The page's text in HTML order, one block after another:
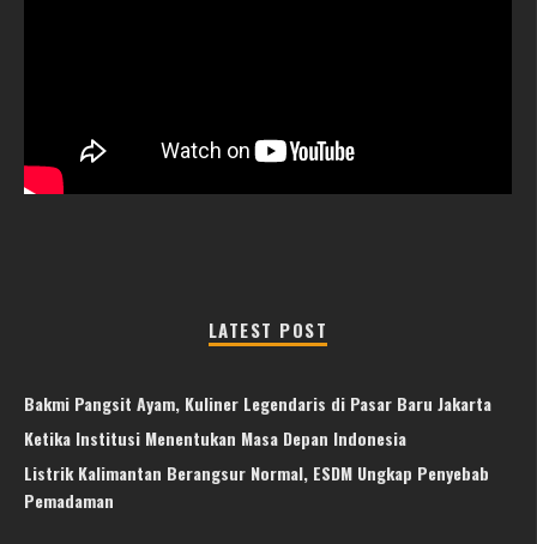
LATEST POST
Bakmi Pangsit Ayam, Kuliner Legendaris di Pasar Baru Jakarta
Ketika Institusi Menentukan Masa Depan Indonesia
Listrik Kalimantan Berangsur Normal, ESDM Ungkap Penyebab
Pemadaman